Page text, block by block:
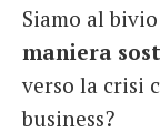
Siamo al
maniera
verso la crisi
business?